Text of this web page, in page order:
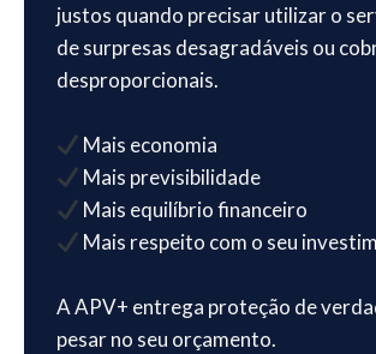
justos quando precisar utilizar o
de surpresas desagradáveis ou
desproporcionais.
Mais economia
Mais previsibilidade
Mais equilíbrio financeiro
Mais respeito com o seu
A APV+ entrega proteção de
pesar no seu orçamento.